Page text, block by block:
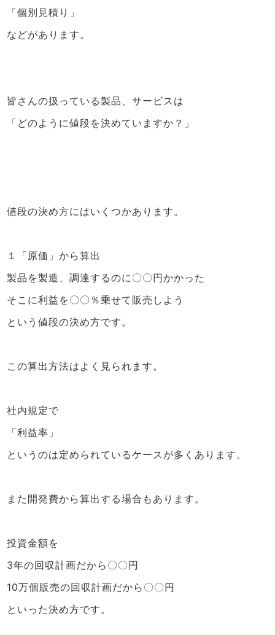
「個別見積り」
などがあります。
皆さんの扱っている製品、サービスは
「どのように値段を決めていますか？」
値段の決め方にはいくつかあります。
１「原価」から算出
製品を製造、調達するのに〇〇円かかった
そこに利益を〇〇％乗せて販売しよう
という値段の決め方です。
この算出方法はよく見られます。
社内規定で
「利益率」
というのは定められているケースが多くあります。
また開発費から算出する場合もあります。
投資金額を
3年の回収計画だから〇〇円
10万個販売の回収計画だから〇〇円
といった決め方です。